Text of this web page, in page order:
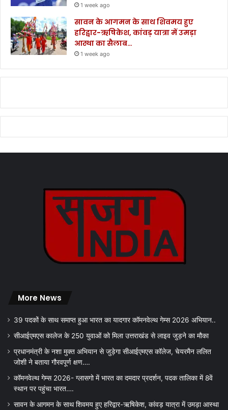
1 week ago
सावन के आगमन के साथ शिवमय हुए
हरिद्वार-ऋषिकेश, कांवड़ यात्रा में उमड़ा
आस्था का सैलाब…
1 week ago
More News
39 पदकों के साथ समाप्त हुआ भारत का यादगार कॉमनवेल्थ गेम्स 2026 अभियान..
सीआईएमएस कालेज के 250 युवाओं को मिला उत्तराखंड से लाइव जुड़ने का मौका
प्रधानमंत्री के नशा मुक्त अभियान से जुड़ेगा सीआईएमएस कॉलेज, चेयरमैन ललित
जोशी ने बताया गौरवपूर्ण क्षण….
कॉमनवेल्थ गेम्स 2026- ग्लासगो में भारत का दमदार प्रदर्शन, पदक तालिका में 8वें
स्थान पर पहुंचा भारत….
सावन के आगमन के साथ शिवमय हुए हरिद्वार-ऋषिकेश, कांवड़ यात्रा में उमड़ा आस्था